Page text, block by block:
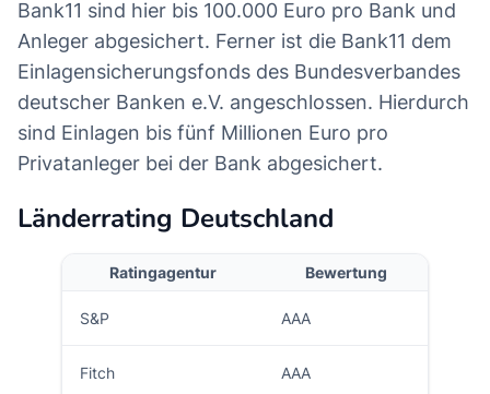
Bank11 sind hier bis 100.000 Euro pro Bank und
Anleger abgesichert. Ferner ist die Bank11 dem
Einlagensicherungsfonds des Bundesverbandes
deutscher Banken e.V. angeschlossen. Hierdurch
sind Einlagen bis fünf Millionen Euro pro
Privatanleger bei der Bank abgesichert.
Länderrating Deutschland
Ratingagentur Bewertung
S&P AAA
Fitch AAA